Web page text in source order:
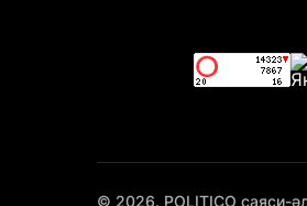
© 2026. POLITICO саяси-